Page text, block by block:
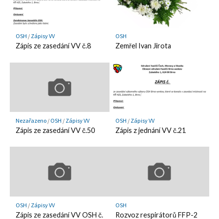
OSH / Zápisy VV
Zápis ze zasedání VV č.8
OSH
Zemřel Ivan Jirota
Nezařazeno/ OSH / Zápisy VV
Zápis ze zasedání VV č.50
OSH / Zápisy VV
Zápis z jednání VV č.21
OSH / Zápisy VV
Zápis ze zasedání VV OSH č.
OSH
Rozvoz respirátorů FFP-2